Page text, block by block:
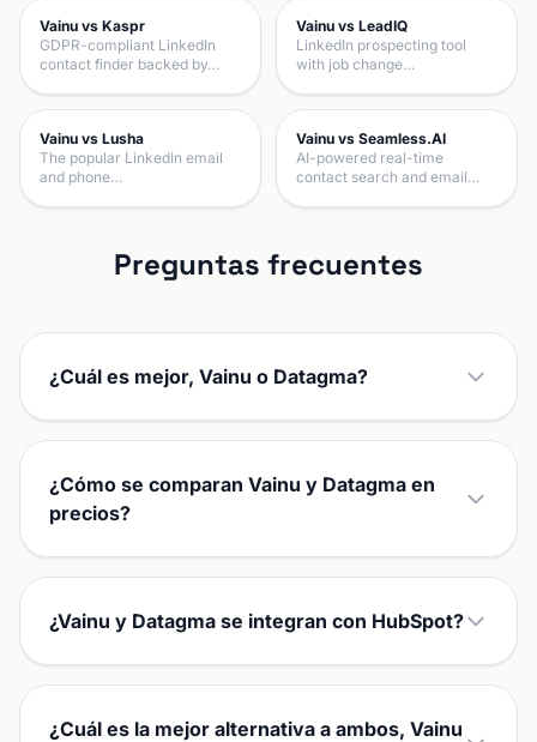
Vainu vs Kaspr
GDPR-compliant LinkedIn
contact finder backed by…
Vainu vs LeadIQ
LinkedIn prospecting tool
with job change…
Vainu vs Lusha
The popular LinkedIn email
and phone…
Vainu vs Seamless.AI
AI-powered real-time
contact search and email…
Preguntas frecuentes
¿Cuál es mejor, Vainu o Datagma?
¿Cómo se comparan Vainu y Datagma en
precios?
¿Vainu y Datagma se integran con HubSpot?
¿Cuál es la mejor alternativa a ambos, Vainu